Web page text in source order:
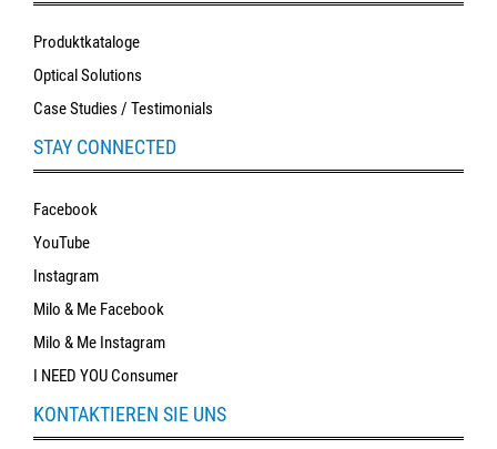
Produktkataloge
Optical Solutions
Case Studies / Testimonials
STAY CONNECTED
Facebook
YouTube
Instagram
Milo & Me Facebook
Milo & Me Instagram
I NEED YOU Consumer
KONTAKTIEREN SIE UNS